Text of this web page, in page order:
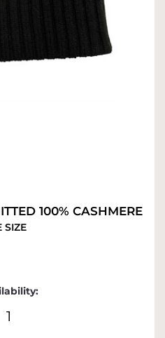
100% CASHMERE
SIZE
1